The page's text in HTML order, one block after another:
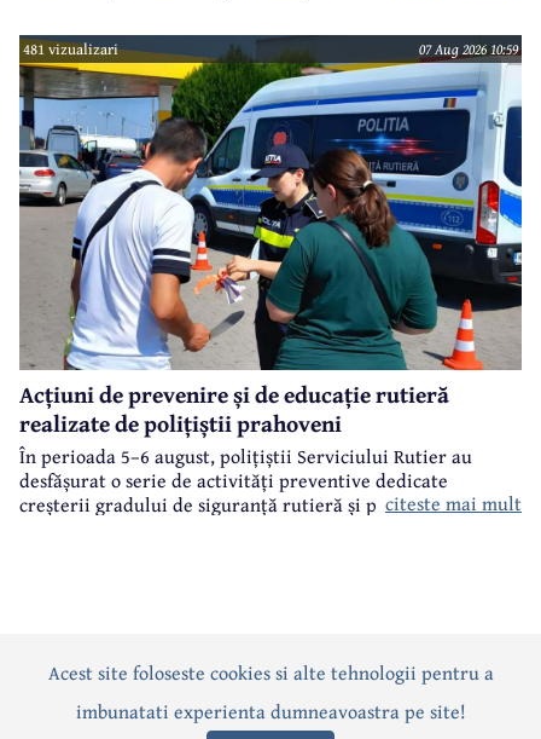
481 vizualizari 07 Aug 2026 10:59
Acțiuni de prevenire și de educație rutieră
realizate de polițiștii prahoveni
În perioada 5–6 august, polițiștii Serviciului Rutier au
desfășurat o serie de activități preventive dedicate
creșterii gradului de siguranță rutieră și promovării unui
citeste mai mult
ActualitatePoliticăSocialEvenimentInterviuri
Acest site foloseste cookies si alte tehnologii pentru a
imbunatati experienta dumneavoastra pe site!